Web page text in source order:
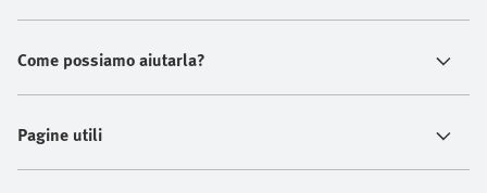
Come possiamo aiutarla?
Pagine utili